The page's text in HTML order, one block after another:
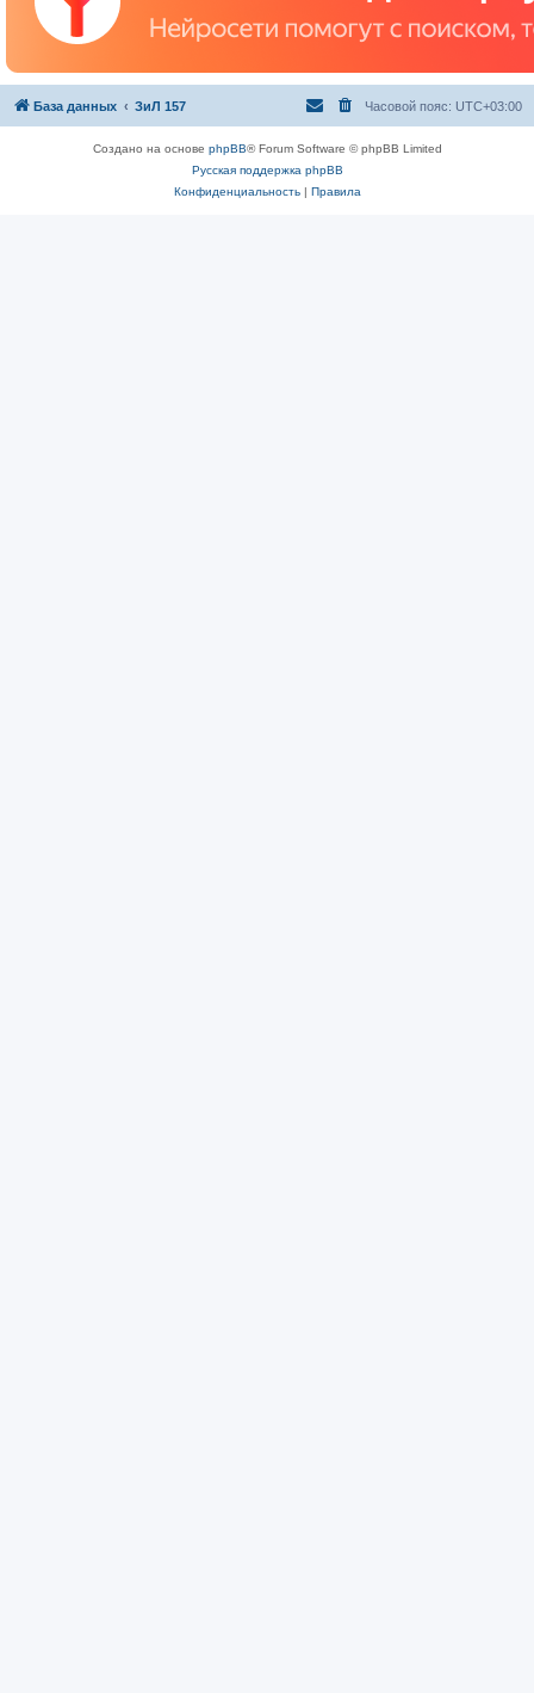
База данных ЗиЛ 157 Часовой пояс: UTC+03:00
Создано на основе phpBB® Forum Software © phpBB Limited
Русская поддержка phpBB
Конфиденциальность| Правила